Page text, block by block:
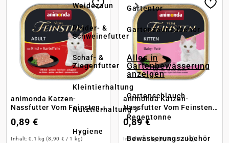
Weidezaun
Rinder- &
Schweinefutter
Schaf- &
Ziegenfutter
Kleintierhaltung
Nutztierhaltung
Hygiene
Gartentor
Gartenzaunzubehör
Alles in
Gartenbewässerung
anzeigen
Gartenschlauch
Regentonne
Bewässerungszubehör
animonda Katzen-
Nassfutter Vom Feinsten
0,89 €
Inhalt: 0.1 kg(8,90 € / 1 kg)
animonda Katzen-
Nassfutter Vom Feinsten
Kitten Baby Pate
0,89 €
Inhalt:0.1 kg(8,90 € / 1 kg)